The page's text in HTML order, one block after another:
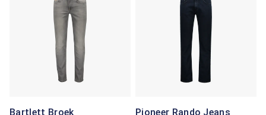
Bartlett Broek Pioneer Rando Jeans